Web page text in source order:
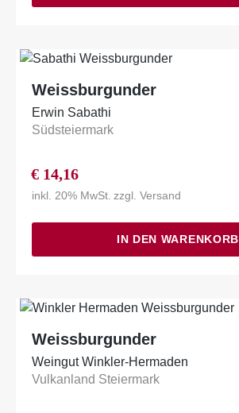
Weissburgunder
Erwin Sabathi
Südsteiermark
€ 14,16
inkl. 20% MwSt. zzgl.Versand
IN DEN WARENKORB
Weissburgunder
Weingut Winkler-Hermaden
Vulkanland Steiermark